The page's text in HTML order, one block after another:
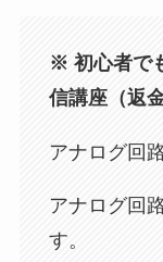
※ 初心者で
信講座（返
アナログ回
アナログ回
す。